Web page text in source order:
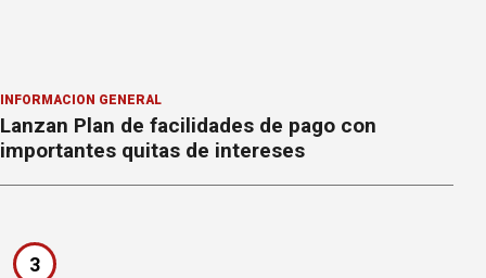
INFORMACION GENERAL
Lanzan Plan de facilidades de pago con
importantes quitas de intereses
3